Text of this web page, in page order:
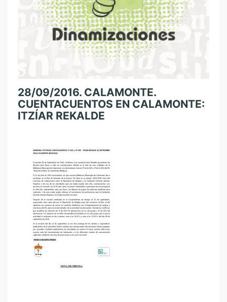
28/09/2016. CALAMONTE.
CUENTACUENTOS EN CALAMONTE:
ITZÍAR REKALDE